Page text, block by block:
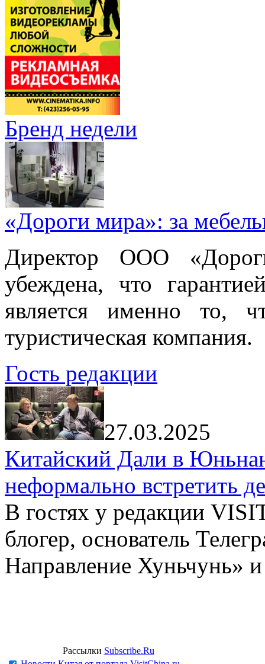
Бренд недели
«Дороги мира»: за
Директор ООО
убеждена, что
является именно то,
туристическая компания.
Гость редакции
27.03.2025
Китайский Дали в
неформально встретить
В гостях у редакции
блогер, основатель
Направление Хуньчунь»
Рассылки Subscribe.Ru